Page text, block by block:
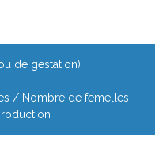
de gestation)
/ Nombre de femelles